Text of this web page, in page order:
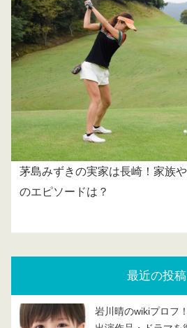
茅島みずきの実家は長崎！家族
のエピソードは？
最近の投稿
岩川晴のwikiプロフ